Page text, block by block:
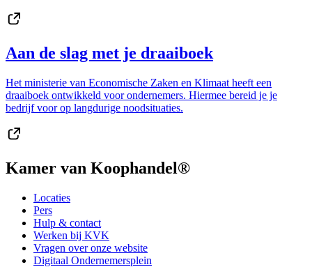
Aan de slag met je draaiboek
Het ministerie van Economische Zaken en Klimaat heeft een
draaiboek ontwikkeld voor ondernemers. Hiermee bereid je je
bedrijf voor op langdurige noodsituaties.
Kamer van Koophandel®
Locaties
Pers
Hulp & contact
Werken bij KVK
Vragen over onze website
Digitaal Ondernemersplein